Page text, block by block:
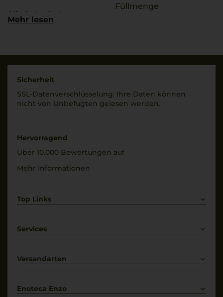
Alkoholgehalt
40 % Vol.
2028
Füllmenge
Mehr lesen
Sicherheit
SSL-Daten­verschlüs­selung: Ihre Daten können
nicht von Unbe­fugten gelesen werden.
Hervorragend
Über 10.000 Bewertungen auf
Mehr Informationen
Top Links
Weißwein
Services
Kontakt
Versandarten
Enoteca Enzo